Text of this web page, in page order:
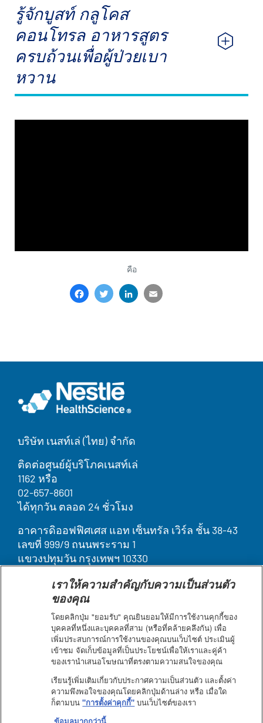
รู้จักบูสท์ กลูโคส
คอนโทรล อาหารสูตร
ครบถ้วนเพื่อผู้ป่วยเบา
หวาน
คือ
FacebookTwitterLinkedInEmail
บริษัท เนสท์เล่ (ไทย) จำกัด
ติดต่อศูนย์ผู้บริโภคเนสท์เล่
1162 หรือ
02-657-8601
ได้ทุกวัน ตลอด 24 ชั่วโมง
อาคารดิออฟฟิศเศส แอท เซ็นทรัล เวิร์ล ชั้น 38-43
เลขที่ 999/9 ถนนพระราม 1
แขวงปทุมวัน กรุงเทพฯ 10330
บุคคลากรของเรา
Condition
ประกาศเกี่ยวกับคุกกี้
ข้อกำหนดการใช้งาน
แผนผังเว็บไซต์
คำชี้แจงการเข้าถึงเว็บไซต์
ประกาศความเป็นส่วนตัว
Facebook
เราให้ความสำคัญกับความเป็นส่วนตัว
ของคุณ
โดยคลิกปุ่ม "ยอมรับ" คุณยินยอมให้มีการใช้งานคุกกี้ของ
บุคคลที่หนึ่งและบุคคลที่สาม (หรือที่คล้ายคลึงกัน) เพื่อ
เพิ่มประสบการณ์การใช้งานของคุณบนเว็บไซต์ ประเมินผู้
เข้าชม จัดเก็บข้อมูลที่เป็นประโยชน์เพื่อให้เราและคู่ค้า
ของเรานำเสนอโฆษณาที่ตรงตามความสนใจของคุณ
เรียนรู้เพิ่มเติมเกี่ยวกับประกาศความเป็นส่วนตัว และตั้งค่า
ความพึงพอใจของคุณโดยคลิกปุ่มด้านล่าง หรือ เมื่อใด
ก็ตามบน"การตั้งค่าคุกกี้" บนเว็บไซต์ของเรา